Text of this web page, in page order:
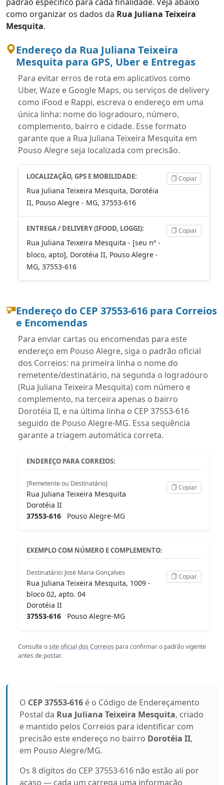
como organizar os dados da Rua Juliana Teixeira
Mesquita.
Endereço da Rua Juliana Teixeira
Mesquita para GPS, Uber e Entregas
Para evitar erros de rota em aplicativos como
Uber, Waze e Google Maps, ou serviços de delivery
como iFood e Rappi, escreva o endereço em uma
única linha: nome do logradouro, número,
complemento, bairro e cidade. Esse formato
garante que a Rua Juliana Teixeira Mesquita em
Pouso Alegre seja localizada com precisão.
LOCALIZAÇÃO, GPS E MOBILIDADE:
Rua Juliana Teixeira Mesquita, Dorotéia
II, Pouso Alegre - MG, 37553-616
Copiar
ENTREGA / DELIVERY (IFOOD, LOGGI):
Rua Juliana Teixeira Mesquita - [seu nº -
bloco, apto], Dorotéia II, Pouso Alegre -
MG, 37553-616
Copiar
Endereço do CEP 37553-616 para Correios
e Encomendas
Para enviar cartas ou encomendas para este
endereço em Pouso Alegre, siga o padrão oficial
dos Correios: na primeira linha o nome do
remetente/destinatário, na segunda o logradouro
(Rua Juliana Teixeira Mesquita) com número e
complemento, na terceira apenas o bairro
Dorotéia II, e na última linha o CEP 37553-616
seguido de Pouso Alegre-MG. Essa sequência
garante a triagem automática correta.
ENDEREÇO PARA CORREIOS:
[Remetente ou Destinatário]
Rua Juliana Teixeira Mesquita
Dorotéia II
37553-616 Pouso Alegre-MG
Copiar
EXEMPLO COM NÚMERO E COMPLEMENTO:
Destinatário: José Maria Gonçalves
Rua Juliana Teixeira Mesquita, 1009 -
bloco 02, apto. 04
Dorotéia II
37553-616 Pouso Alegre-MG
Copiar
Consulte osite oficial dos Correios para confirmar o padrão vigente
antes de postar.
O CEP 37553-616 é o Código de Endereçamento
Postal da Rua Juliana Teixeira Mesquita, criado
e mantido pelos Correios para identificar com
precisão este endereço no bairro Dorotéia II,
em Pouso Alegre/MG.
Os 8 dígitos do CEP 37553-616 não estão ali por
acaso — cada um carrega uma informação